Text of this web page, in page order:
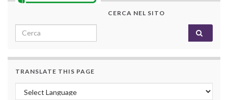
CERCA NEL SITO
Search for:
TRANSLATE THIS PAGE